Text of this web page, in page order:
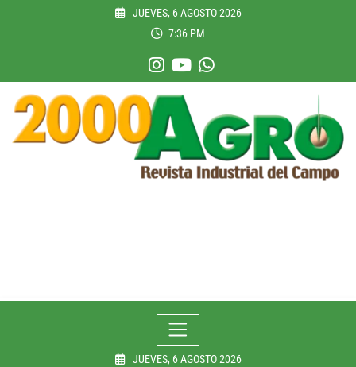
JUEVES, 6 AGOSTO 2026
7:36 PM
JUEVES, 6 AGOSTO 2026